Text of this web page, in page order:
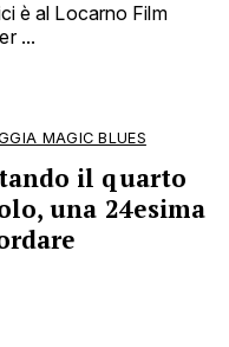
è al Locarno Film
...
MAGIC BLUES
il quarto
una 24esima